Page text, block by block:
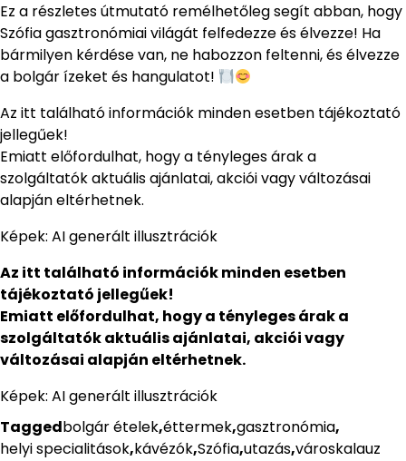
Ez a részletes útmutató remélhetőleg segít abban, hogy
Szófia gasztronómiai világát felfedezze és élvezze! Ha
bármilyen kérdése van, ne habozzon feltenni, és élvezze
a bolgár ízeket és hangulatot!
Az itt található információk minden esetben tájékoztató
jellegűek!
Emiatt előfordulhat, hogy a tényleges árak a
szolgáltatók aktuális ajánlatai, akciói vagy változásai
alapján eltérhetnek.
Képek: AI generált illusztrációk
Az itt található információk minden esetben
tájékoztató jellegűek!
Emiatt előfordulhat, hogy a tényleges árak a
szolgáltatók aktuális ajánlatai, akciói vagy
változásai alapján eltérhetnek.
Képek: AI generált illusztrációk
Taggedbolgár ételek,éttermek,gasztronómia,
helyi specialitások,kávézók,Szófia,utazás,városkalauz